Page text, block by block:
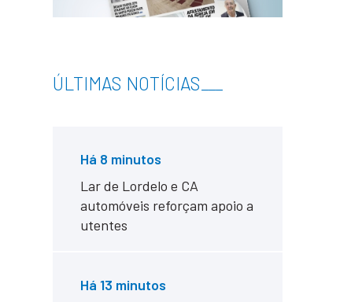
ÚLTIMAS NOTÍCIAS
Há 8 minutos
Lar de Lordelo e CA
automóveis reforçam apoio a
utentes
Há 13 minutos